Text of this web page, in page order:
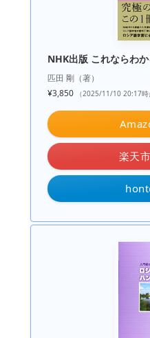
NHK出版 これならわ
匹田 剛（著）
¥3,850
（2025/11/10 20:17
楽天